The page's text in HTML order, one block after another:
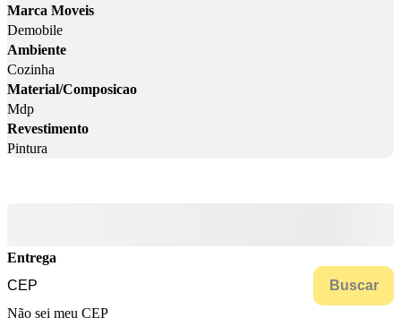
Marca Moveis
Demobile
Ambiente
Cozinha
Material/Composicao
Mdp
Revestimento
Pintura
Entrega
Buscar
Não sei meu CEP